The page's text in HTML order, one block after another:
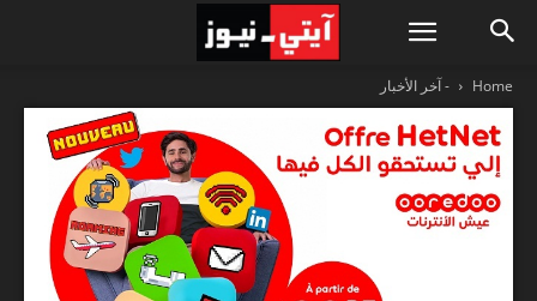
Home - آخر الأخبار